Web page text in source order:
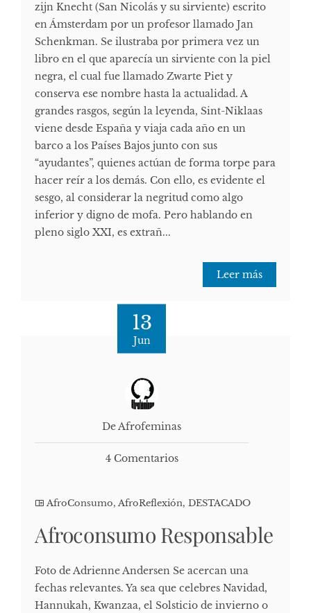
zijn Knecht (San Nicolás y su sirviente) escrito
en Ámsterdam por un profesor llamado Jan
Schenkman. Se ilustraba por primera vez un
libro en el que aparecía un sirviente con la piel
negra, el cual fue llamado Zwarte Piet y
conserva ese nombre hasta la actualidad. A
grandes rasgos, según la leyenda, Sint-Niklaas
viene desde España y viaja cada año en un
barco a los Países Bajos junto con sus
“ayudantes”, quienes actúan de forma torpe para
hacer reír a los demás. Con ello, es evidente el
sesgo, al considerar la negritud como algo
inferior y digno de mofa. Pero hablando en
pleno siglo XXI, es extrañ...
Leer más
13
Jun
De Afrofeminas
4 Comentarios
AfroConsumo, AfroReflexión, DESTACADO
Afroconsumo Responsable
Foto de Adrienne Andersen Se acercan una
fechas relevantes. Ya sea que celebres Navidad,
Hannukah, Kwanzaa, el Solsticio de invierno o